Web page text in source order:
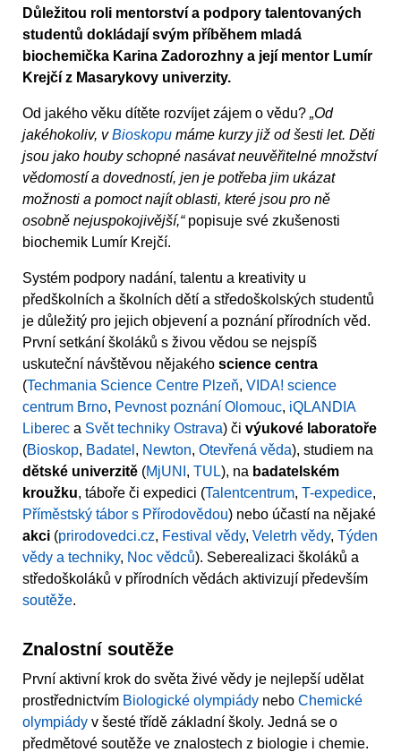
Důležitou roli mentorství a podpory talentovaných
studentů dokládají svým příběhem mladá
biochemička Karina Zadorozhny a její mentor Lumír
Krejčí z Masarykovy univerzity.
Od jakého věku dítěte rozvíjet zájem o vědu? „Od
jakéhokoliv, vBioskopu máme kurzy již od šesti let. Děti
jsou jako houby schopné nasávat neuvěřitelné množství
vědomostí a dovedností, jen je potřeba jim ukázat
možnosti a pomoct najít oblasti, které jsou pro ně
osobně nejuspokojivější,“popisuje své zkušenosti
biochemik Lumír Krejčí.
Systém podpory nadání, talentu a kreativity u
předškolních a školních dětí a středoškolských studentů
je důležitý pro jejich objevení a poznání přírodních věd.
První setkání školáků s živou vědou se nejspíš
uskuteční návštěvou nějakého science centra
(Techmania Science Centre Plzeň, VIDA! science
centrum Brno, Pevnost poznání Olomouc, iQLANDIA
Liberec a Svět techniky Ostrava) či výukové laboratoře
(Bioskop, Badatel , Newton, Otevřená věda), studiem na
dětské univerzitě (MjUNI , TUL), na badatelském
kroužku, táboře či expedici (Talentcentrum, T-expedice,
Příměstský tábor s Přírodovědou) nebo účastí na nějaké
akci (prirodovedci.cz, Festival vědy, Veletrh vědy, Týden
vědy a techniky, Noc vědců). Seberealizaci školáků a
středoškoláků v přírodních vědách aktivizují především
soutěže.
Znalostní soutěže
První aktivní krok do světa živé vědy je nejlepší udělat
prostřednictvím Biologické olympiády nebo Chemické
olympiády v šesté třídě základní školy. Jedná se o
předmětové soutěže ve znalostech z biologie i chemie.